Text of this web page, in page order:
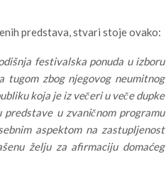
predstava, stvari stoje ovako:
festivalska ponuda u izboru
tugom zbog njegovog neumitnog
koja je iz večeri u veče dupke
u zvaničnom programu
aspektom na zastupljenost
želju za afirmaciju domaćeg